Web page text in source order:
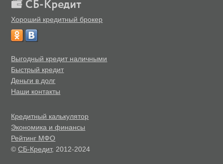
Хороший кредитный брокер
Выгодный кредит наличными
Быстрый кредит
Деньги в долг
Наши контакты
Кредитный калькулятор
Экономика и финансы
Рейтинг МФО
©СБ-Кредит, 2012-2024